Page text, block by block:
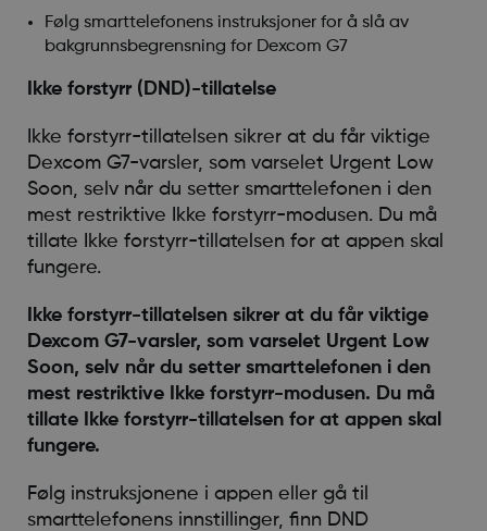
Følg smarttelefonens instruksjoner for å slå av
bakgrunnsbegrensning for Dexcom G7
Ikke forstyrr (DND)-tillatelse
Ikke forstyrr-tillatelsen sikrer at du får viktige
Dexcom G7-varsler, som varselet Urgent Low
Soon, selv når du setter smarttelefonen i den
mest restriktive Ikke forstyrr-modusen. Du må
tillate Ikke forstyrr-tillatelsen for at appen skal
fungere.
Ikke forstyrr-tillatelsen sikrer at du får viktige
Dexcom G7-varsler, som varselet Urgent Low
Soon, selv når du setter smarttelefonen i den
mest restriktive Ikke forstyrr-modusen. Du må
tillate Ikke forstyrr-tillatelsen for at appen skal
fungere.
Følg instruksjonene i appen eller gå til
smarttelefonens innstillinger, finn DND